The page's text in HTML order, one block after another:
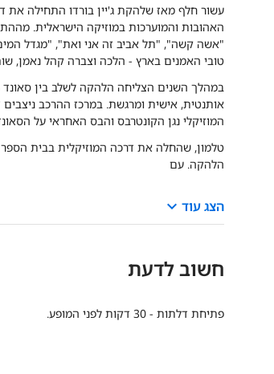
עשור חלף מאז שלהקת ג'יין בורדו התחילה
האהובות והמוערכות במוזיקה הישראלית.
"אשה קשה", "תל אביב זה אני ואת", "מגדל
טובי האמנים בארץ - הלכה וצברה קהל נאמן,
במהלך השנים הצליחה הלהקה לשלב בין סאונד
אותנטית, אישית ומרגשת. במרכז ההרכב
המוזיקלי נגן הקונטרבס והבס האחראי על
טלמון, שהחלה את דרכה המוזיקלית בבית
הלהקה. עם
הצג עוד keyboard_arrow_down
חשוב לדעת
פתיחת דלתות - 30 דקות לפני המופע.